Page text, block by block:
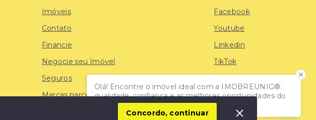
Olá! Encontre o imóvel ideal com a IMOBREUNIG®:
qualidade, confiança e as melhores oportunidades do
mercado!
Imóveis
Contato
Financie
Negocie seu Imóvel
Seguros
Marcas parceiras
Facebook
Youtube
Linkedin
TikTok
Concordo, continuar